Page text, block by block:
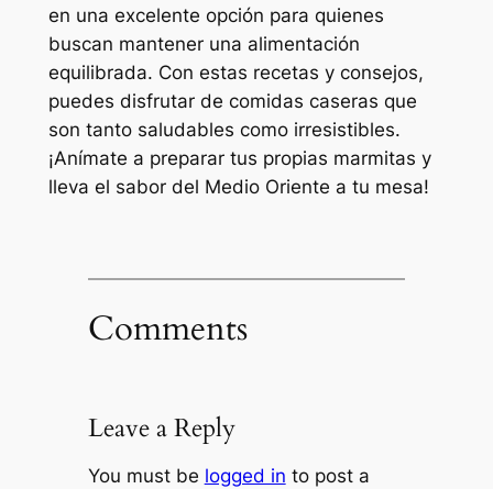
en una excelente opción para quienes
buscan mantener una alimentación
equilibrada. Con estas recetas y consejos,
puedes disfrutar de comidas caseras que
son tanto saludables como irresistibles.
¡Anímate a preparar tus propias marmitas y
lleva el sabor del Medio Oriente a tu mesa!
Comments
Leave a Reply
You must be logged in to post a